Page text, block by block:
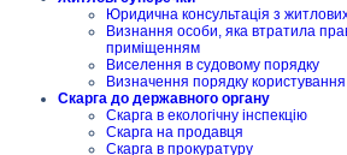
Юридична консультація з
Визнання особи, яка втратила
приміщенням
Виселення в судовому порядку
Визначення порядку
Скарга до державного органу
Скарга в екологічну інспекцію
Скарга на продавця
Скарга в прокуратуру